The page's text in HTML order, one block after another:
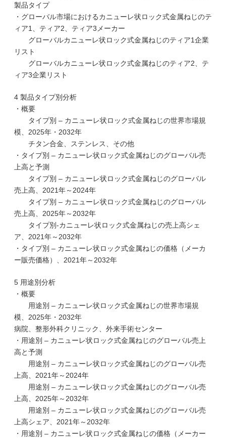
製品タイプ
・グローバル市場におけるカニューレ状ロック式金属ねじのテ
ィア1、ティア2、ティア3メーカー
グローバルカニューレ状ロック式金属ねじのティア1企業
リスト
グローバルカニューレ状ロック式金属ねじのティア2、テ
ィア3企業リスト
4 製品タイプ別分析
・概要
タイプ別 – カニューレ状ロック式金属ねじの世界市場規
模、2025年・2032年
チタン合金、ステンレス、その他
・タイプ別 – カニューレ状ロック式金属ねじのグローバル売
上高と予測
タイプ別 – カニューレ状ロック式金属ねじのグローバル
売上高、2021年～2024年
タイプ別 – カニューレ状ロック式金属ねじのグローバル
売上高、2025年～2032年
タイプ別-カニューレ状ロック式金属ねじの売上高シェ
ア、2021年～2032年
・タイプ別 – カニューレ状ロック式金属ねじの価格（メーカ
ー販売価格）、2021年～2032年
5 用途別分析
・概要
用途別 – カニューレ状ロック式金属ねじの世界市場規
模、2025年・2032年
病院、整形外科クリニック、外来手術センター
・用途別 – カニューレ状ロック式金属ねじのグローバル売上
高と予測
用途別 – カニューレ状ロック式金属ねじのグローバル売
上高、2021年～2024年
用途別 – カニューレ状ロック式金属ねじのグローバル売
上高、2025年～2032年
用途別 – カニューレ状ロック式金属ねじのグローバル売
上高シェア、2021年～2032年
・用途別 – カニューレ状ロック式金属ねじの価格（メーカー